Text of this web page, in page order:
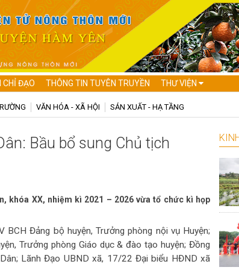
CHỈ ĐẠO THÔNG TIN TUYÊN TRUYỀN THƯ VIỆN
VĂN HÓA - XÃ HỘI SẢN XUẤT - HẠ TẦNG
Bầu bổ sung Chủ tịch
khóa XX, nhiệm kì 2021 – 2026 vừa tổ chức kì họp
Đảng bộ huyện, Trưởng phòng nội vụ Huyện;
Trưởng phòng Giáo dục & đào tạo huyện; Đồng
Lãnh Đạo UBND xã, 17/22 Đại biểu HĐND xã